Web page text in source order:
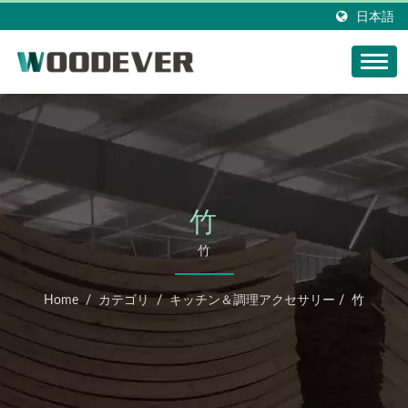
日本語
竹
竹
Home / カテゴリ / キッチン＆調理アクセサリー / 竹